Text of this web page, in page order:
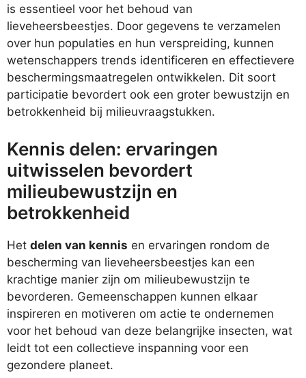
is essentieel voor het behoud van
lieveheersbeestjes. Door gegevens te verzamelen
over hun populaties en hun verspreiding, kunnen
wetenschappers trends identificeren en effectievere
beschermingsmaatregelen ontwikkelen. Dit soort
participatie bevordert ook een groter bewustzijn en
betrokkenheid bij milieuvraagstukken.
Kennis delen: ervaringen
uitwisselen bevordert
milieubewustzijn en
betrokkenheid
Het delen van kennis en ervaringen rondom de
bescherming van lieveheersbeestjes kan een
krachtige manier zijn om milieubewustzijn te
bevorderen. Gemeenschappen kunnen elkaar
inspireren en motiveren om actie te ondernemen
voor het behoud van deze belangrijke insecten, wat
leidt tot een collectieve inspanning voor een
gezondere planeet.